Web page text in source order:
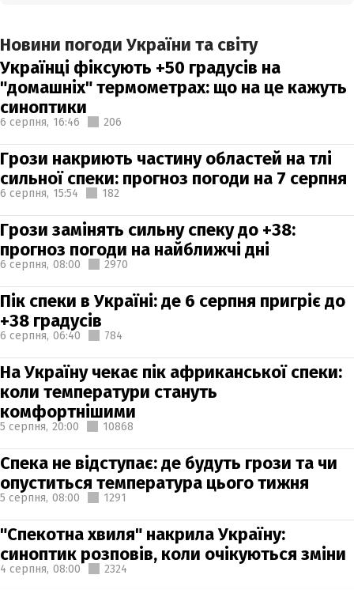
Новини погоди України та світу
Українці фіксують +50 градусів на
"домашніх" термометрах: що на це кажуть
синоптики
6 серпня, 16:46 206
Грози накриють частину областей на тлі
сильної спеки: прогноз погоди на 7 серпня
6 серпня, 15:54 182
Грози замінять сильну спеку до +38:
прогноз погоди на найближчі дні
6 серпня, 08:00 2970
Пік спеки в Україні: де 6 серпня пригріє до
+38 градусів
6 серпня, 06:40 784
На Україну чекає пік африканської спеки:
коли температури стануть
комфортнішими
5 серпня, 20:00 10868
Спека не відступає: де будуть грози та чи
опуститься температура цього тижня
5 серпня, 08:00 1291
"Спекотна хвиля" накрила Україну:
синоптик розповів, коли очікуються зміни
4 серпня, 08:00 2324